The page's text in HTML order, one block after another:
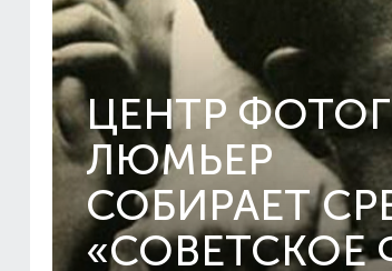
ЦЕНТР
ЛЮМЬЕР
СОБИРАЕТ
«СОВЕТСКОЕ